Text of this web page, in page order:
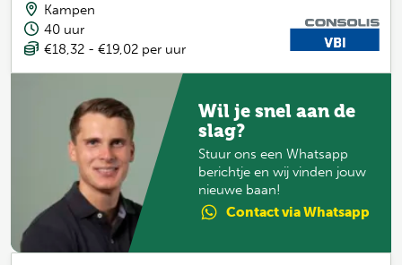
Kampen
40 uur
€18,32 - €19,02 per uur
Wil je snel aan de
slag?
Stuur ons een Whatsapp
berichtje en wij vinden jouw
nieuwe baan!
Contactvia Whatsapp